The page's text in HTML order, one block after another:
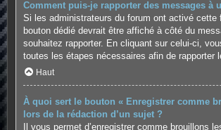
Comment puis-je rapporter des messages à
Si les administrateurs du forum ont activé cette
bouton dédié devrait être affiché à côté du
souhaitez rapporter. En cliquant sur celui-ci,
toutes les étapes nécessaires afin de rapporter
Haut
À quoi sert le bouton « Enregistrer comme
lors de la rédaction d’un sujet ?
Il vous permet d’enregistrer comme brouillons